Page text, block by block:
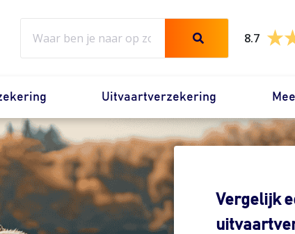
8.7
Uitvaartverzekering
Vergelijk